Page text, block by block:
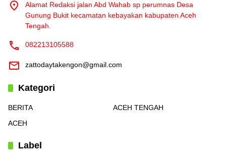
Alamat Redaksi jalan Abd Wahab sp perumnas Desa
Gunung Bukit kecamatan kebayakan kabupaten Aceh
Tengah.
082213105588
zattodaytakengon@gmail.com
Kategori
BERITA
ACEH TENGAH
ACEH
Label